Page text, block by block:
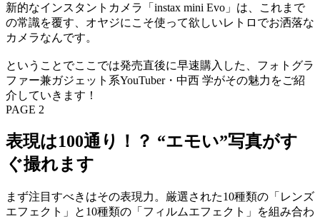
新的なインスタントカメラ「instax mini Evo」は、これまで
の常識を覆す、オヤジにこそ使って欲しいレトロでお洒落な
カメラなんです。
ということでここでは発売直後に早速購入した、フォトグラ
ファー兼ガジェット系YouTuber・中西 学がその魅力をご紹
介していきます！
PAGE 2
表現は100通り！？ “エモい”写真がす
ぐ撮れます
まず注目すべきはその表現力。厳選された10種類の「レンズ
エフェクト」と10種類の「フィルムエフェクト」を組み合わ